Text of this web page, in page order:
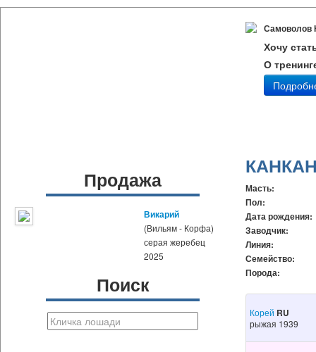
Самоволов
Хочу
О
Продажа
Викарий
(Вильям - Корфа)
серая жеребец
2025
Поиск
Масть:
Пол:
Дата рождения:
Заводчик:
Линия:
Семейство:
Порода:
Корей RU
рыжая 1939